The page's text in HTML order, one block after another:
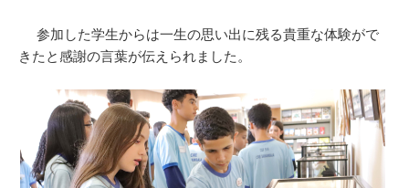
参加した学生からは一生の思い出に残る貴重な体験がで
きたと感謝の言葉が伝えられました。